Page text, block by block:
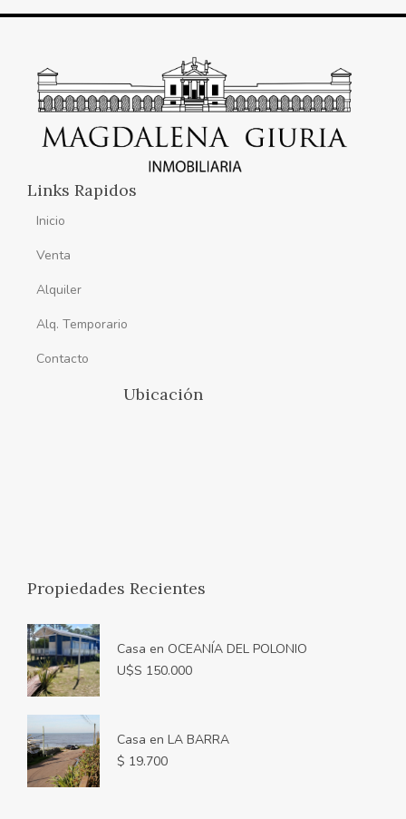
Links Rapidos
Inicio
Venta
Alquiler
Alq. Temporario
Contacto
Ubicación
Propiedades Recientes
Casa en OCEANÍA DEL POLONIO
U$S 150.000
Casa en LA BARRA
$ 19.700